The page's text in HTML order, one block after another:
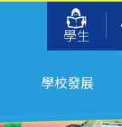
學生
學校發展